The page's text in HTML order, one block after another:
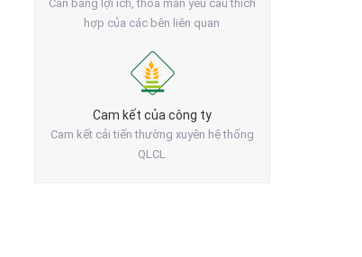
Cân bằng lợi ích, thỏa mãn yêu cầu thích
hợp của các bên liên quan
Cam kết của công ty
Cam kết cải tiến thường xuyên hệ thống
QLCL